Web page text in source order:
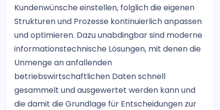
Kundenwünsche einstellen, folglich die eigenen
Strukturen und Prozesse kontinuierlich anpassen
und optimieren. Dazu unabdingbar sind moderne
informationstechnische Lösungen, mit denen die
Unmenge an anfallenden
betriebswirtschaftlichen Daten schnell
gesammelt und ausgewertet werden kann und
die damit die Grundlage für Entscheidungen zur